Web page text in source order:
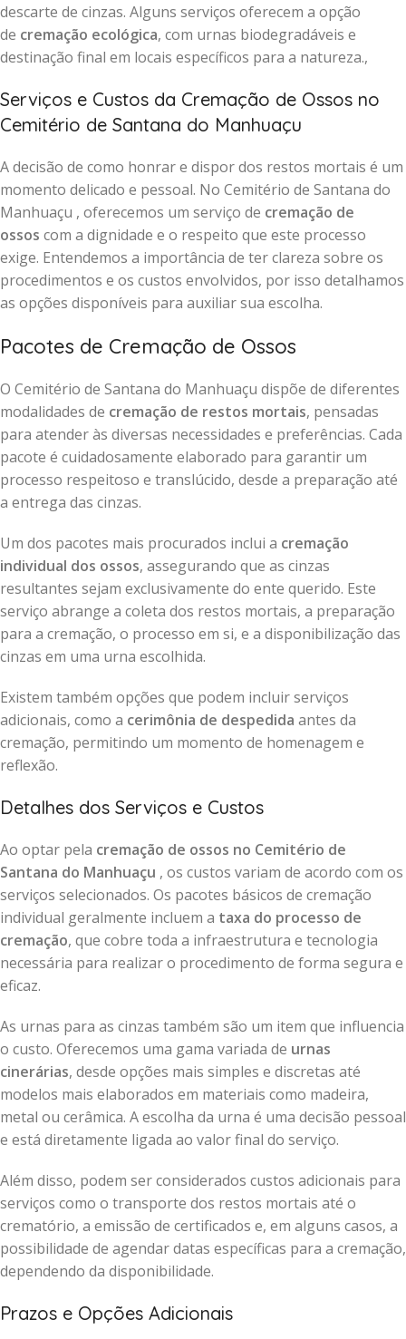
descarte de cinzas. Alguns serviços oferecem a opção
de cremação ecológica, com urnas biodegradáveis e
destinação final em locais específicos para a natureza.,
Serviços e Custos da Cremação de Ossos no
Cemitério de Santana do Manhuaçu
A decisão de como honrar e dispor dos restos mortais é um
momento delicado e pessoal. No Cemitério de Santana do
Manhuaçu , oferecemos um serviço de cremação de
ossos com a dignidade e o respeito que este processo
exige. Entendemos a importância de ter clareza sobre os
procedimentos e os custos envolvidos, por isso detalhamos
as opções disponíveis para auxiliar sua escolha.
Pacotes de Cremação de Ossos
O Cemitério de Santana do Manhuaçu dispõe de diferentes
modalidades de cremação de restos mortais, pensadas
para atender às diversas necessidades e preferências. Cada
pacote é cuidadosamente elaborado para garantir um
processo respeitoso e translúcido, desde a preparação até
a entrega das cinzas.
Um dos pacotes mais procurados inclui a cremação
individual dos ossos, assegurando que as cinzas
resultantes sejam exclusivamente do ente querido. Este
serviço abrange a coleta dos restos mortais, a preparação
para a cremação, o processo em si, e a disponibilização das
cinzas em uma urna escolhida.
Existem também opções que podem incluir serviços
adicionais, como a cerimônia de despedida antes da
cremação, permitindo um momento de homenagem e
reflexão.
Detalhes dos Serviços e Custos
Ao optar pela cremação de ossos no Cemitério de
Santana do Manhuaçu , os custos variam de acordo com os
serviços selecionados. Os pacotes básicos de cremação
individual geralmente incluem a taxa do processo de
cremação, que cobre toda a infraestrutura e tecnologia
necessária para realizar o procedimento de forma segura e
eficaz.
As urnas para as cinzas também são um item que influencia
o custo. Oferecemos uma gama variada de urnas
cinerárias, desde opções mais simples e discretas até
modelos mais elaborados em materiais como madeira,
metal ou cerâmica. A escolha da urna é uma decisão pessoal
e está diretamente ligada ao valor final do serviço.
Além disso, podem ser considerados custos adicionais para
serviços como o transporte dos restos mortais até o
crematório, a emissão de certificados e, em alguns casos, a
possibilidade de agendar datas específicas para a cremação,
dependendo da disponibilidade.
Prazos e Opções Adicionais